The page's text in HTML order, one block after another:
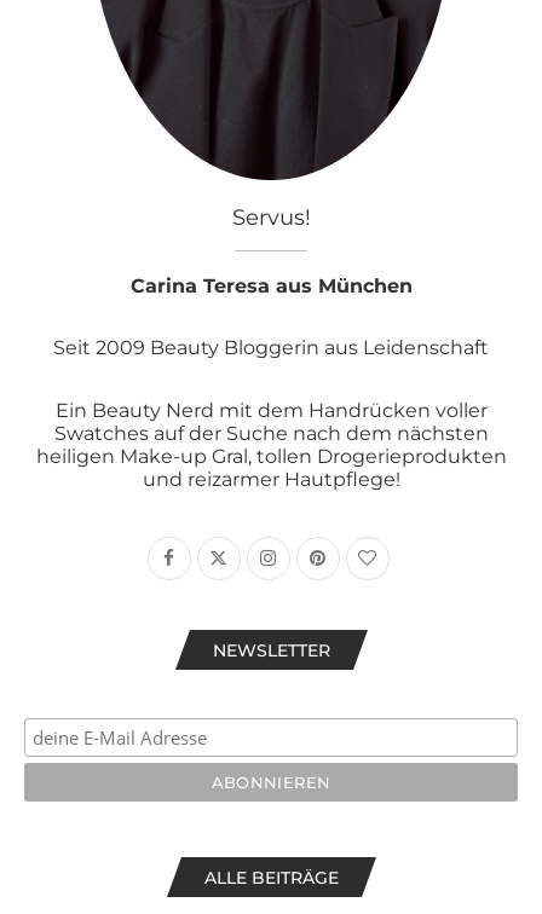
Servus!
Carina Teresa aus München
Seit 2009 Beauty Bloggerin aus Leidenschaft
Ein Beauty Nerd mit dem Handrücken voller
Swatches auf der Suche nach dem nächsten
heiligen Make-up Gral, tollen Drogerieprodukten
und reizarmer Hautpflege!
NEWSLETTER
ALLE BEITRÄGE